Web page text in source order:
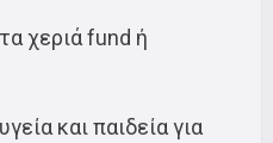
χεριά fund ή
και παιδεία για